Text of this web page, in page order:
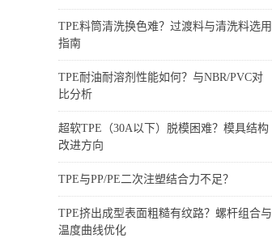
TPE料筒清洗换色难？过渡料与清洗料选用
指南
TPE耐油耐溶剂性能如何？与NBR/PVC对
比分析
超软TPE（30A以下）脱模困难？模具结构
改进方向
TPE与PP/PE二次注塑结合力不足？
TPE挤出成型表面粗糙有纹路？螺杆组合与
温度曲线优化